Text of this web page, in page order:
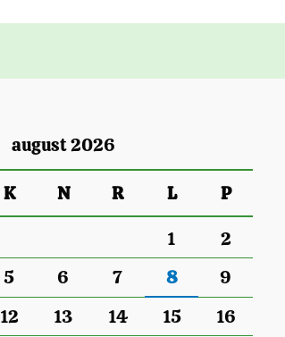
august 2026
K N R L
P
1
2
5 6 7 8
9
12 13 14 15 16